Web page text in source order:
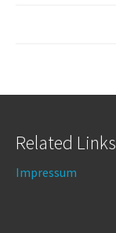
Related Links
Impressum